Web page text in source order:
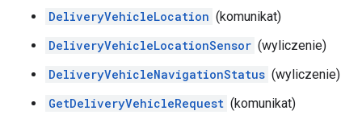
DeliveryVehicleLocation (komunikat)
DeliveryVehicleLocationSensor (wyliczenie)
DeliveryVehicleNavigationStatus (wyliczenie)
GetDeliveryVehicleRequest (komunikat)